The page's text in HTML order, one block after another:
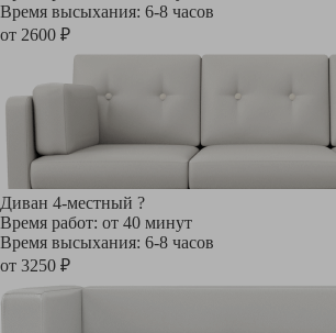
Время высыхания: 6-8 часов
от 2600 ₽
Диван 4-местный ?
Время работ: от 40 минут
Время высыхания: 6-8 часов
от 3250 ₽